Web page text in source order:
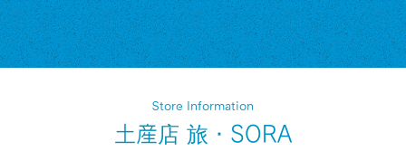
Store Information
土産店 旅・SORA